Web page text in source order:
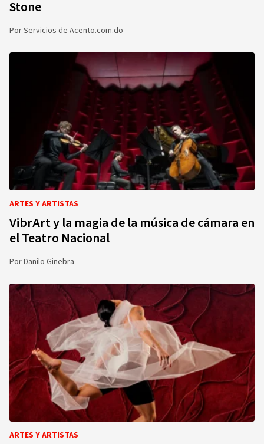
Stone
PorServicios de Acento.com.do
ARTES Y ARTISTAS
VibrArt y la magia de la música de cámara en
el Teatro Nacional
PorDanilo Ginebra
ARTES Y ARTISTAS